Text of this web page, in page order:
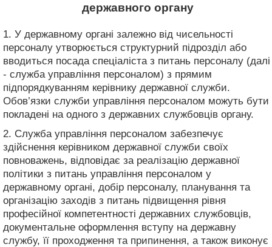
державного органу
1. У державному органі залежно від чисельності
персоналу утворюється структурний підрозділ або
вводиться посада спеціаліста з питань персоналу (далі
- служба управління персоналом) з прямим
підпорядкуванням керівнику державної служби.
Обов’язки служби управління персоналом можуть бути
покладені на одного з державних службовців органу.
2. Служба управління персоналом забезпечує
здійснення керівником державної служби своїх
повноважень, відповідає за реалізацію державної
політики з питань управління персоналом у
державному органі, добір персоналу, планування та
організацію заходів з питань підвищення рівня
професійної компетентності державних службовців,
документальне оформлення вступу на державну
службу, її проходження та припинення, а також виконує